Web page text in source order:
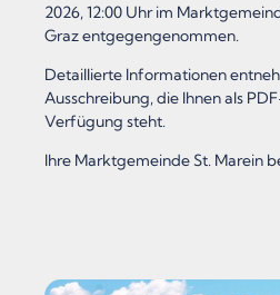
2026, 12:00 Uhr im
Graz entgegengenommen.
Detaillierte Informationen
Ausschreibung, die Ihnen als
Verfügung steht.
Ihre Marktgemeinde St. Marein